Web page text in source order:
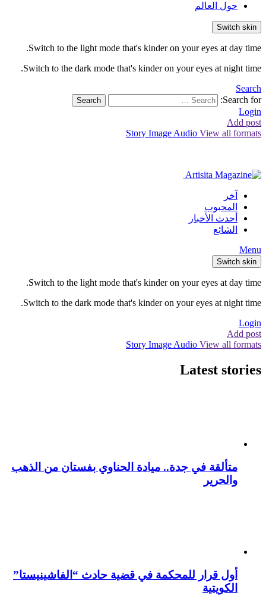
حول العالم
Switch skin
Switch to the light mode that's kinder on your eyes at day time.
Switch to the dark mode that's kinder on your eyes at night time.
Search
Search for:
Search
Login
Add post
Story Image Audio View all formats
آخر
المحبوب
أحدث الأخبار
الشائع
Menu
Switch skin
Switch to the light mode that's kinder on your eyes at day time.
Switch to the dark mode that's kinder on your eyes at night time.
Login
Add post
Story Image Audio View all formats
Latest stories
متألقة في جدة.. ميادة الحناوي بفستان من الذهب
والحرير
أول قرار للمحكمة في قضية حادث “الفاشينيستا”
الكويتية